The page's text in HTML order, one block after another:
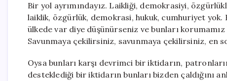
Bir yol ayrımındayız. Laikliği, demokrasiyi,
laiklik, özgürlük, demokrasi, hukuk, cumhuriyet yok.
ülkede var diye düşünürseniz ve bunları
Savunmaya çekilirsiniz, savunmaya çekilirsiniz, en
Oysa bunları karşı devrimci bir iktidarın,
desteklediği bir iktidarın bunları bizden çaldığını